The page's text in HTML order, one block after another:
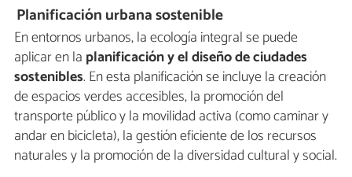
Planificación urbana sostenible
En entornos urbanos, la ecología integral se puede
aplicar en la planificación y el diseño de ciudades
sostenibles. En esta planificación se incluye la creación
de espacios verdes accesibles, la promoción del
transporte público y la movilidad activa (como caminar y
andar en bicicleta), la gestión eficiente de los recursos
naturales y la promoción de la diversidad cultural y social.